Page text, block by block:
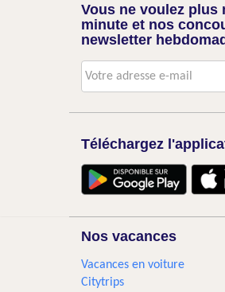
Vous ne voulez plus
minute et nos
newsletter
Téléchargez
Nos vacances
Vacances en voiture
Citytrips